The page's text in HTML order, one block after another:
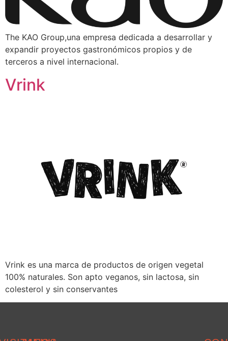
The KAO Group,una empresa dedicada a desarrollar y
expandir proyectos gastronómicos propios y de
terceros a nivel internacional.
Vrink
Vrink es una marca de productos de origen vegetal
100% naturales. Son apto veganos, sin lactosa, sin
colesterol y sin conservantes